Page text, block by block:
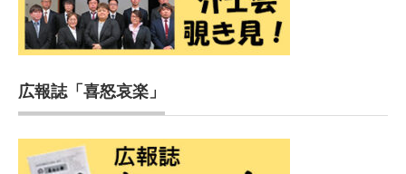
広報誌「喜怒哀楽」